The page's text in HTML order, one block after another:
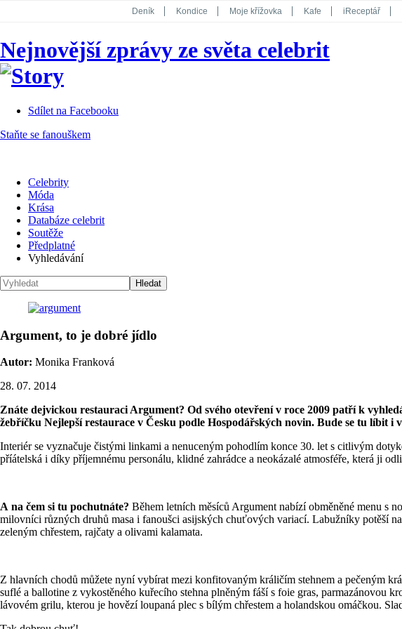
Deník Kondice Moje křížovka Kafe iReceptář
Koktejl
Nejnovější zprávy ze světa celebrit
Sdílet na Facebooku
Staňte se fanouškem
Celebrity
Móda
Krása
Databáze celebrit
Soutěže
Předplatné
Vyhledávání
Argument, to je dobré jídlo
Autor: Monika Franková
28. 07. 2014
Znáte dejvickou restauraci Argument? Od svého otevření v roce 2009 patří k
žebříčku Nejlepší restaurace v Česku podle Hospodářských novin. Bude se tu líbit i
Interiér se vyznačuje čistými linkami a nenuceným pohodlím konce 30. let s citlivým
příátelská i díky příjemnému personálu, klidné zahrádce a neokázalé atmosféře, která ji
A na čem si tu pochutnáte? Během letních měsíců Argument nabízí obměněné menu s
milovníci různých druhů masa i fanoušci asijských chuťových variací. Labužníky potěší
zeleným chřestem, rajčaty a olivami kalamata.
Z hlavních chodů můžete nyní vybírat mezi konfitovaným králičím stehnem a pečeným
suflé a ballotine z vykostěného kuřecího stehna plněným fáší s foie gras, parmazánovou
lávovém grilu, kterou je hovězí loupaná plec s bílým chřestem a holandskou omáčkou.